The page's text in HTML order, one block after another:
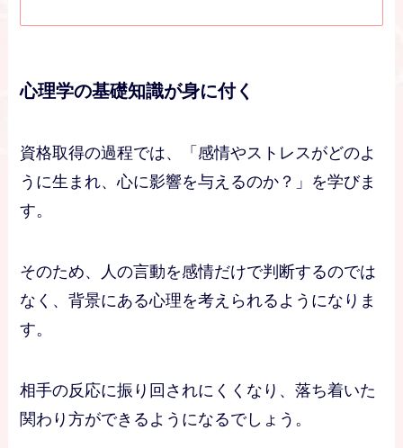
心理学の基礎知識が身に付く
資格取得の過程では、「感情やストレスがどのよ
うに生まれ、心に影響を与えるのか？」を学びま
す。
そのため、人の言動を感情だけで判断するのでは
なく、背景にある心理を考えられるようになりま
す。
相手の反応に振り回されにくくなり、落ち着いた
関わり方ができるようになるでしょう。